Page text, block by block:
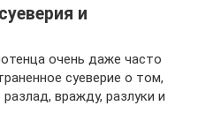
и
очень даже часто
суеверие о том,
вражду, разлуки и